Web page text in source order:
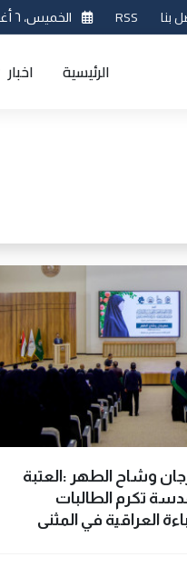
بنا RSS الخميس، ٦ أغسطس 2026
الرئيسية اخبار
وشاح الطهر :العتبة
تكرم الطالبات
العراقية في المثنى